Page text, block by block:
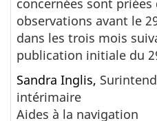
observations avant le
dans les trois mois
publication initiale du
Sandra Inglis,
intérimaire
Aides à la navigation